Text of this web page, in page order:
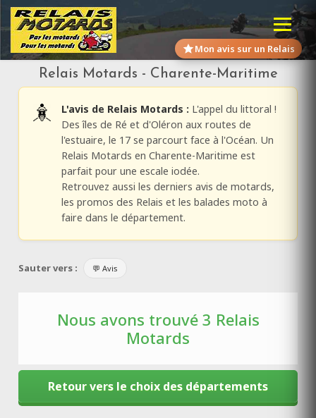
Mon avis sur un Relais
Relais Motards - Charente-Maritime
L'avis de Relais Motards : L'appel du littoral !
Des îles de Ré et d'Oléron aux routes de
l'estuaire, le 17 se parcourt face à l'Océan. Un
Relais Motards en Charente-Maritime est
parfait pour une escale iodée.
Retrouvez aussi les derniers avis de motards,
les promos des Relais et les balades moto à
faire dans le département.
Sauter vers : 💬 Avis
Nous avons trouvé 3 Relais
Motards
Retour vers le choix des départements